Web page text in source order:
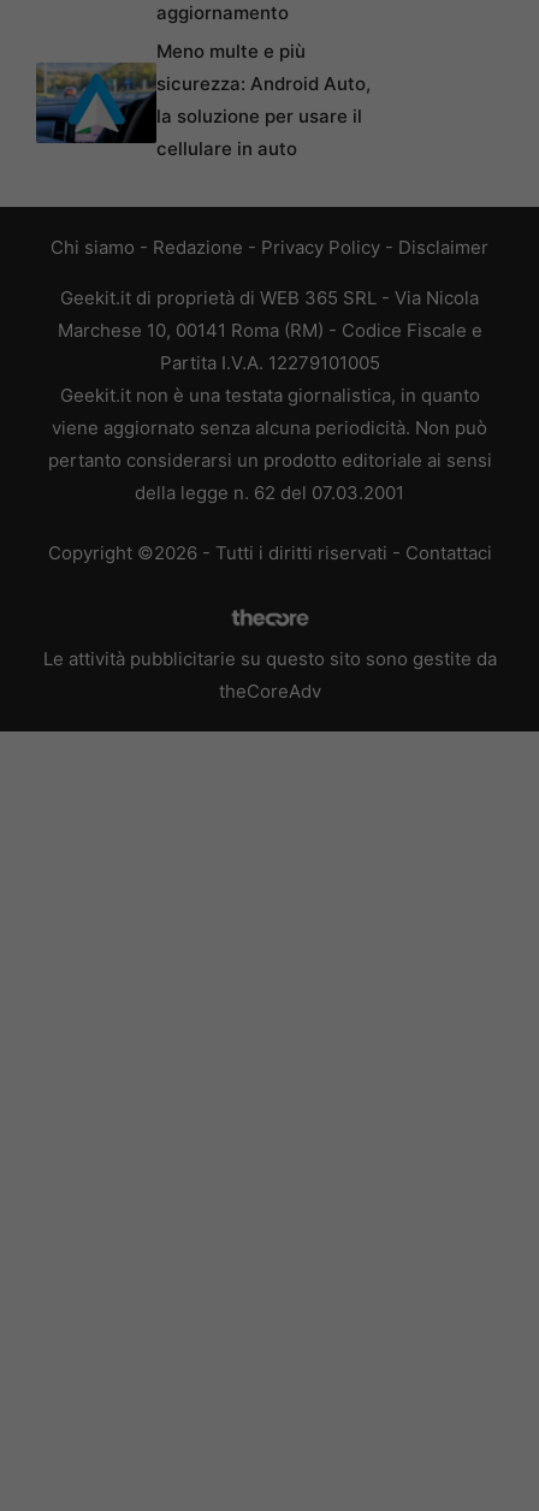
aggiornamento
Meno multe e più
sicurezza: Android Auto,
la soluzione per usare il
cellulare in auto
Chi siamo - Redazione - Privacy Policy - Disclaimer
Geekit.it di proprietà di WEB 365 SRL - Via Nicola
Marchese 10, 00141 Roma (RM) - Codice Fiscale e
Partita I.V.A. 12279101005
Geekit.it non è una testata giornalistica, in quanto
viene aggiornato senza alcuna periodicità. Non può
pertanto considerarsi un prodotto editoriale ai sensi
della legge n. 62 del 07.03.2001
Copyright ©2026 - Tutti i diritti riservati - Contattaci
Le attività pubblicitarie su questo sito sono gestite da
theCoreAdv